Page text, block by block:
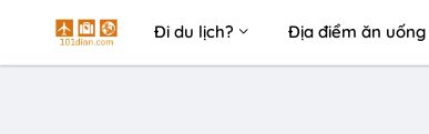
Đi du lịch? Địa điểm ăn uống